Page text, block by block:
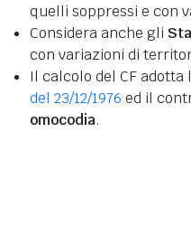
quelli soppressi e con
Considera anche gli
con variazioni di
Il calcolo del CF
del 23/12/1976 ed il
omocodia.